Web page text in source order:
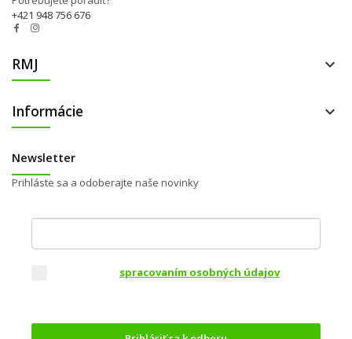
+421 948 756 676
RMJ 
Informácie 
Newsletter
Prihláste sa a odoberajte naše novinky
spracovaním osobných údajovza